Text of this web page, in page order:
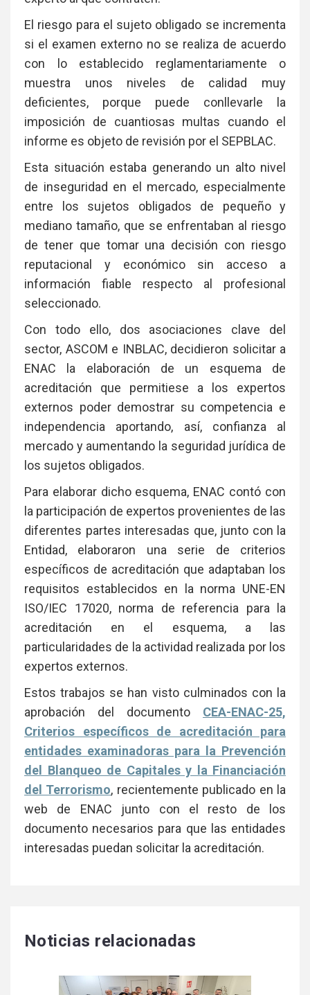
El riesgo para el sujeto obligado se incrementa
si el examen externo no se realiza de acuerdo
con lo establecido reglamentariamente o
muestra unos niveles de calidad muy
deficientes, porque puede conllevarle la
imposición de cuantiosas multas cuando el
informe es objeto de revisión por el SEPBLAC.
Esta situación estaba generando un alto nivel
de inseguridad en el mercado, especialmente
entre los sujetos obligados de pequeño y
mediano tamaño, que se enfrentaban al riesgo
de tener que tomar una decisión con riesgo
reputacional y económico sin acceso a
información fiable respecto al profesional
seleccionado.
Con todo ello, dos asociaciones clave del
sector, ASCOM e INBLAC, decidieron solicitar a
ENAC la elaboración de un esquema de
acreditación que permitiese a los expertos
externos poder demostrar su competencia e
independencia aportando, así, confianza al
mercado y aumentando la seguridad jurídica de
los sujetos obligados.
Para elaborar dicho esquema, ENAC contó con
la participación de expertos provenientes de las
diferentes partes interesadas que, junto con la
Entidad, elaboraron una serie de criterios
específicos de acreditación que adaptaban los
requisitos establecidos en la norma UNE-EN
ISO/IEC 17020, norma de referencia para la
acreditación en el esquema, a las
particularidades de la actividad realizada por los
expertos externos.
Estos trabajos se han visto culminados con la
aprobación del documento CEA-ENAC-25,
Criterios específicos de acreditación para
entidades examinadoras para la Prevención
del Blanqueo de Capitales y la Financiación
del Terrorismo, recientemente publicado en la
web de ENAC junto con el resto de los
documento necesarios para que las entidades
interesadas puedan solicitar la acreditación.
Noticias relacionadas